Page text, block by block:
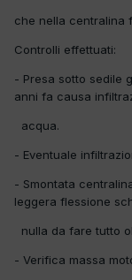
che nella centralina
Controlli effettuati:
- Presa sotto sedile
anni fa causa
acqua.
- Eventuale
- Smontata
leggera flessione
nulla da fare tutto
- Verifica massa